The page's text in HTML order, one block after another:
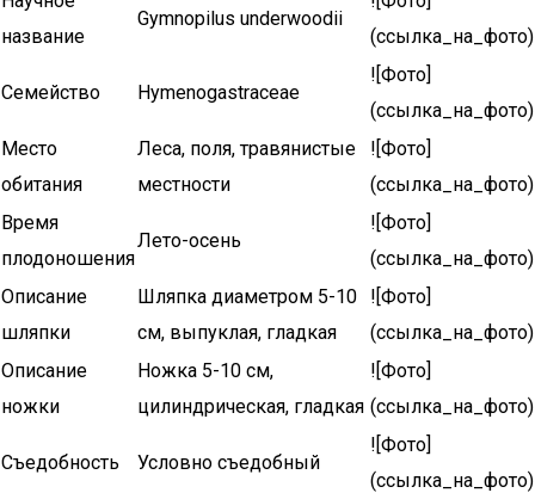
название
Gymnopilus underwoodii
(ссылка_на_фото)
Семейство Hymenogastraceae
![Фото]
(ссылка_на_фото)
Место
обитания
Леса, поля, травянистые
местности
![Фото]
(ссылка_на_фото)
Время
плодоношения
Лето-осень
![Фото]
(ссылка_на_фото)
Описание
шляпки
Шляпка диаметром 5-10
см, выпуклая, гладкая
![Фото]
(ссылка_на_фото)
Описание
ножки
Ножка 5-10 см,
цилиндрическая, гладкая
![Фото]
(ссылка_на_фото)
Съедобность Условно съедобный
![Фото]
(ссылка_на_фото)